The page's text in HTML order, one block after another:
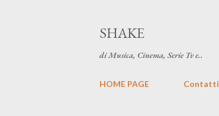
SHAKE
di Musica, Cinema, Serie Tv e..
HOME PAGE Contatti